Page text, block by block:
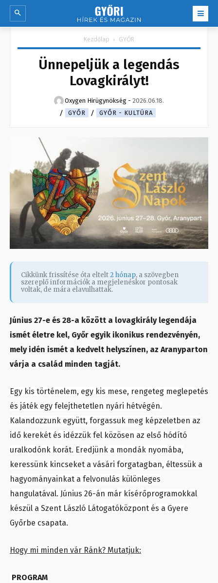
Kezdőlap GYŐR
Ünnepeljük a legendás
Lovagkirályt!
Oxygen Hirügynökség - 2026.06.18.
GYŐR
GYŐR - KULTÚRA
Cikkünk frissítése óta eltelt2 hónap, a szövegben
szereplő információk a megjelenéskor pontosak
voltak, de mára elavulhattak.
Június 27-e és 28-a között a lovagkirály legendája
ismét életre kel, Győr egyik ikonikus rendezvényén,
mely idén ismét a kedvelt helyszínen, az Aranyparton
várja a család minden tagját.
Egy kis történelem, egy kis mese, rengeteg meglepetés
és játék egy felejthetetlen nyári hétvégén.
Kalandozzunk együtt, forgassuk meg képzeletben az
idő kerekét és idézzük fel közösen az első hódító
uralkodónk korát. Eredjünk a mondák nyomába,
keressünk kincseket a vásári forgatagban, éltessük a
hagyományainkat a felvonulás különleges
hangulatával. Június 26-án már kísérőprogramokkal
készül a Szent László Látogatóközpont és a Gyere
Győrbe csapata.
Hogy mi minden vár Ránk? Mutatjuk:
PROGRAM